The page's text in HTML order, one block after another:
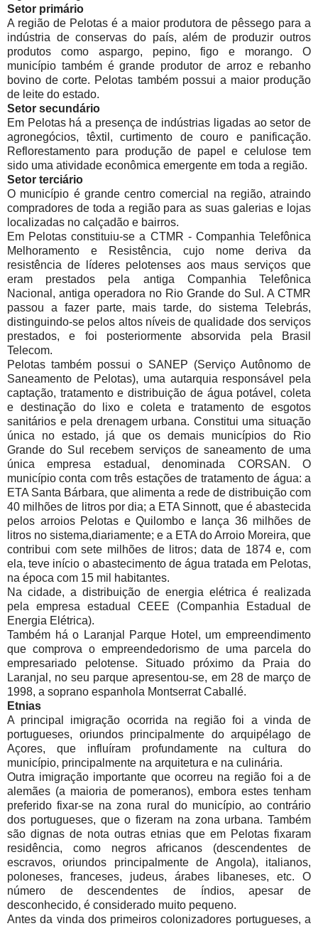
Setor primário
A região de Pelotas é a maior produtora de pêssego para a
indústria de conservas do país, além de produzir outros
produtos como aspargo, pepino, figo e morango. O
município também é grande produtor de arroz e rebanho
bovino de corte. Pelotas também possui a maior produção
de leite do estado.
Setor secundário
Em Pelotas há a presença de indústrias ligadas ao setor de
agronegócios, têxtil, curtimento de couro e panificação.
Reflorestamento para produção de papel e celulose tem
sido uma atividade econômica emergente em toda a região.
Setor terciário
O município é grande centro comercial na região, atraindo
compradores de toda a região para as suas galerias e lojas
localizadas no calçadão e bairros.
Em Pelotas constituiu-se a CTMR - Companhia Telefônica
Melhoramento e Resistência, cujo nome deriva da
resistência de líderes pelotenses aos maus serviços que
eram prestados pela antiga Companhia Telefônica
Nacional, antiga operadora no Rio Grande do Sul. A CTMR
passou a fazer parte, mais tarde, do sistema Telebrás,
distinguindo-se pelos altos níveis de qualidade dos serviços
prestados, e foi posteriormente absorvida pela Brasil
Telecom.
Pelotas também possui o SANEP (Serviço Autônomo de
Saneamento de Pelotas), uma autarquia responsável pela
captação, tratamento e distribuição de água potável, coleta
e destinação do lixo e coleta e tratamento de esgotos
sanitários e pela drenagem urbana. Constitui uma situação
única no estado, já que os demais municípios do Rio
Grande do Sul recebem serviços de saneamento de uma
única empresa estadual, denominada CORSAN. O
município conta com três estações de tratamento de água: a
ETA Santa Bárbara, que alimenta a rede de distribuição com
40 milhões de litros por dia; a ETA Sinnott, que é abastecida
pelos arroios Pelotas e Quilombo e lança 36 milhões de
litros no sistema,diariamente; e a ETA do Arroio Moreira, que
contribui com sete milhões de litros; data de 1874 e, com
ela, teve início o abastecimento de água tratada em Pelotas,
na época com 15 mil habitantes.
Na cidade, a distribuição de energia elétrica é realizada
pela empresa estadual CEEE (Companhia Estadual de
Energia Elétrica).
Também há o Laranjal Parque Hotel, um empreendimento
que comprova o empreendedorismo de uma parcela do
empresariado pelotense. Situado próximo da Praia do
Laranjal, no seu parque apresentou-se, em 28 de março de
1998, a soprano espanhola Montserrat Caballé.
Etnias
A principal imigração ocorrida na região foi a vinda de
portugueses, oriundos principalmente do arquipélago de
Açores, que influíram profundamente na cultura do
município, principalmente na arquitetura e na culinária.
Outra imigração importante que ocorreu na região foi a de
alemães (a maioria de pomeranos), embora estes tenham
preferido fixar-se na zona rural do município, ao contrário
dos portugueses, que o fizeram na zona urbana. Também
são dignas de nota outras etnias que em Pelotas fixaram
residência, como negros africanos (descendentes de
escravos, oriundos principalmente de Angola), italianos,
poloneses, franceses, judeus, árabes libaneses, etc. O
número de descendentes de índios, apesar de
desconhecido, é considerado muito pequeno.
Antes da vinda dos primeiros colonizadores portugueses, a